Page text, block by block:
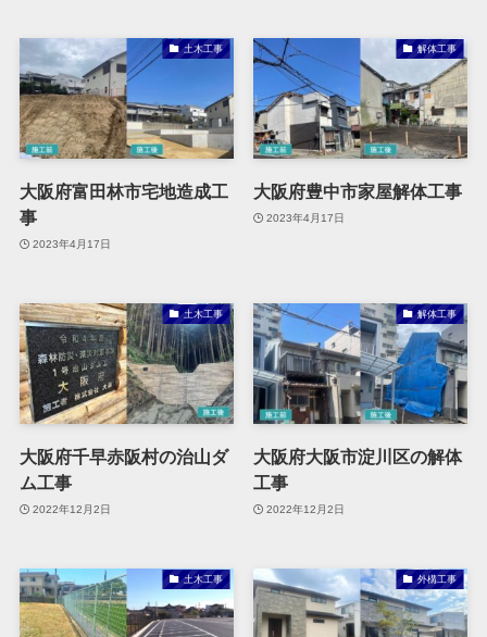
土木工事
大阪府富田林市宅地造成工
事
2023年4月17日
解体工事
大阪府豊中市家屋解体工事
2023年4月17日
土木工事
大阪府千早赤阪村の治山ダ
ム工事
2022年12月2日
解体工事
大阪府大阪市淀川区の解体
工事
2022年12月2日
土木工事 外構工事